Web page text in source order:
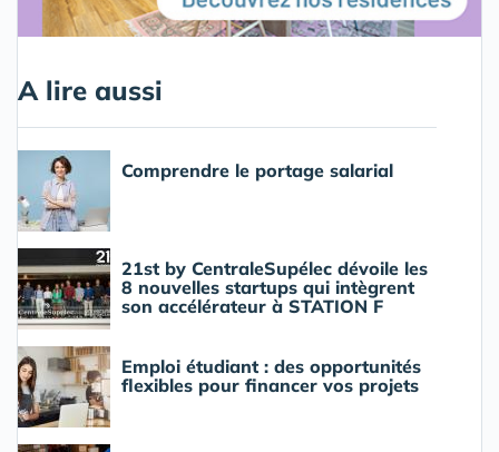
A lire aussi
Comprendre le portage salarial
21st by CentraleSupélec dévoile les
8 nouvelles startups qui intègrent
son accélérateur à STATION F
Emploi étudiant : des opportunités
flexibles pour financer vos projets